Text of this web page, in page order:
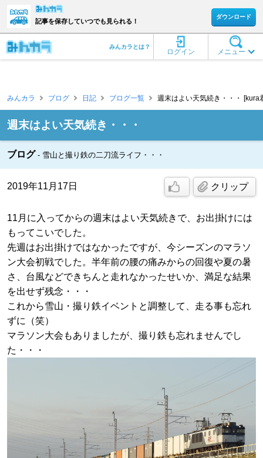
記事を保存していつでも見られる！
ダウンロード
メニュー
ログイン
みんカラとは？
みんカラ ブログ 日記 ブログ一覧 週末はよい天気続き・・・ [kura
週末はよい天気続き・・・
ブログ 雪山と撮り鉄の二刀流ライフ・・・
2019年11月17日 クリップ
11月に入ってからの週末はよい天気続きで、お出掛けには
もってこいでした。
先週はお出掛けではなかったですが、今シーズンのマラソ
ン大会初戦でした。半年前の腰の痛みからの回復や夏の暑
さ、台風などできちんと走れなかったせいか、満足な結果
を出せず残念・・・
これから雪山・撮り鉄イベントと調整して、走る事も忘れ
ずに（笑）
マラソン大会もありましたが、撮り鉄も忘れませんでし
た・・・